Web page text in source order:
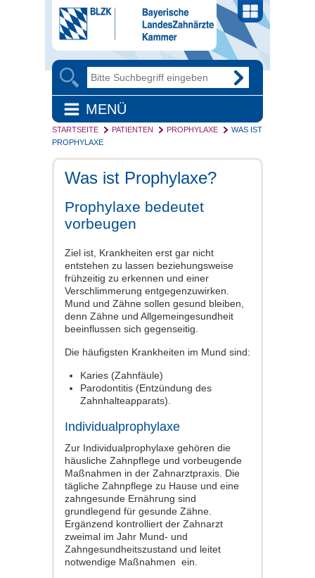
MENÜ
STARTSEITE PATIENTEN PROPHYLAXE
WAS IST
PROPHYLAXE
Was ist Prophylaxe?
Prophylaxe bedeutet
vorbeugen
Ziel ist, Krankheiten erst gar nicht
entstehen zu lassen beziehungsweise
frühzeitig zu erkennen und einer
Verschlimmerung entgegenzuwirken.
Mund und Zähne sollen gesund bleiben,
denn Zähne und Allgemeingesundheit
beeinflussen sich gegenseitig.
Die häufigsten Krankheiten im Mund sind:
Karies (Zahnfäule)
Parodontitis (Entzündung des
Zahnhalteapparats).
Individualprophylaxe
Zur Individualprophylaxe gehören die
häusliche Zahnpflege und vorbeugende
Maßnahmen in der Zahnarztpraxis. Die
tägliche Zahnpflege zu Hause und eine
zahngesunde Ernährung sind
grundlegend für gesunde Zähne.
Ergänzend kontrolliert der Zahnarzt
zweimal im Jahr Mund- und
Zahngesundheitszustand und leitet
notwendige Maßnahmen ein.